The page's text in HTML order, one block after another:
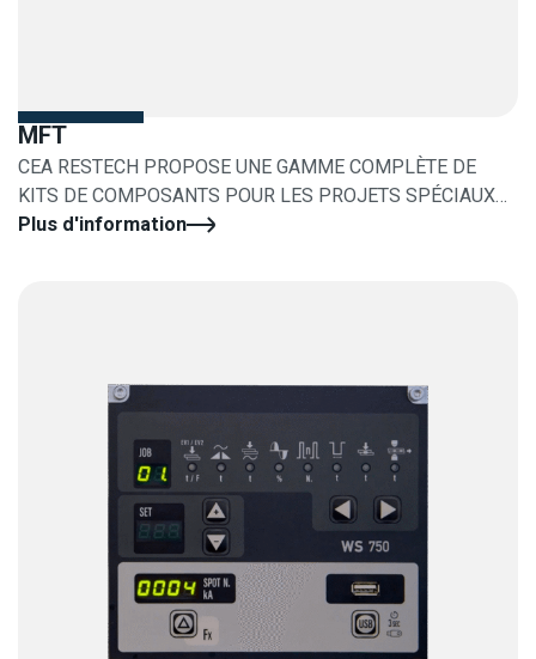
MFT
CEA RESTECH PROPOSE UNE GAMME COMPLÈTE DE
KITS DE COMPOSANTS POUR LES PROJETS SPÉCIAUX
OU LES RÉNOVATIONS
Plus d'information